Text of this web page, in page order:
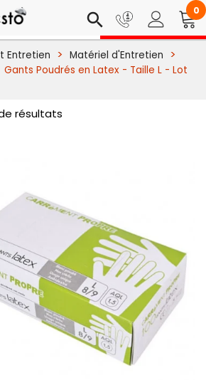
search 0
Entretien
Matériel d'Entretien
Gants Poudrés en Latex - Taille L - Lot
résultats